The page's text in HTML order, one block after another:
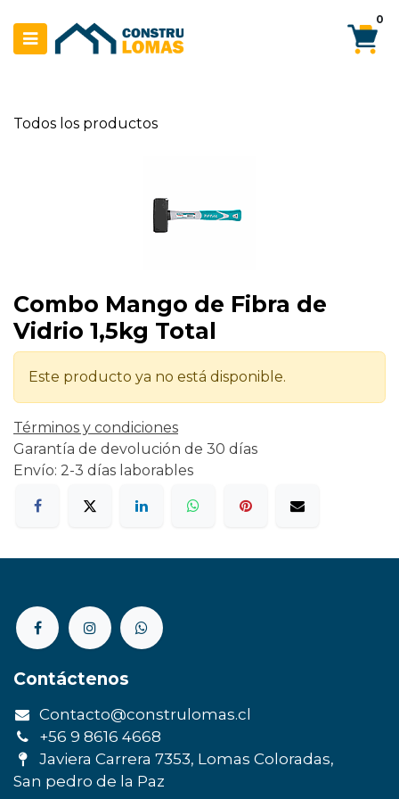
0
Todos los productos
Combo Mango de Fibra de
Vidrio 1,5kg Total
Este producto ya no está disponible.
Términos y condiciones
Garantía de devolución de 30 días
Envío: 2-3 días laborables
Contáctenos
Contacto@construlomas.cl
+56 9 8616 4668
Javiera Carrera 7353, Lomas Coloradas,
San pedro de la Paz